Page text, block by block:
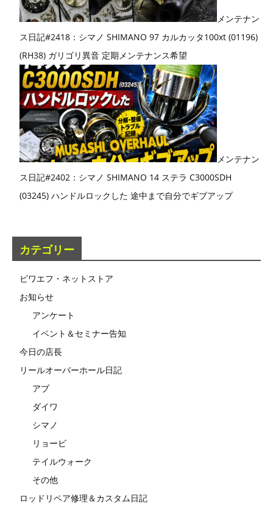
メンテナン
ス日記#2418：シマノ SHIMANO 97 カルカッタ100xt (01196)
(RH38) ガリゴリ異音 定期メンテナンス希望
メンテナン
ス日記#2402：シマノ SHIMANO 14 ステラ C3000SDH
(03245) ハンドルロックした 途中まで自分でギブアップ
カテゴリー
ビワエフ・ネットストア
お知らせ
アンケート
イベント＆セミナー告知
今日の店長
リールオーバーホール日記
アブ
ダイワ
シマノ
リョービ
テイルウォーク
その他
ロッドリペア修理＆カスタム日記